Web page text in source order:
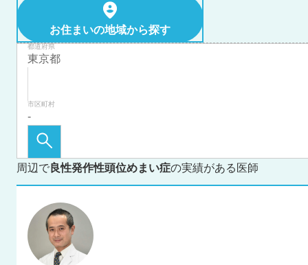
お住まいの地域から探す
都道府県
市区町村
周辺で 良性発作性頭位めまい症の実績がある医師